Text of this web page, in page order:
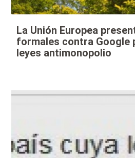
La Unión Europea
formales contra Google
leyes antimonopolio